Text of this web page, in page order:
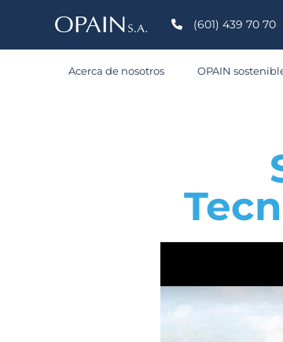
(601) 439 70 70
Acerca de nosotros OPAIN